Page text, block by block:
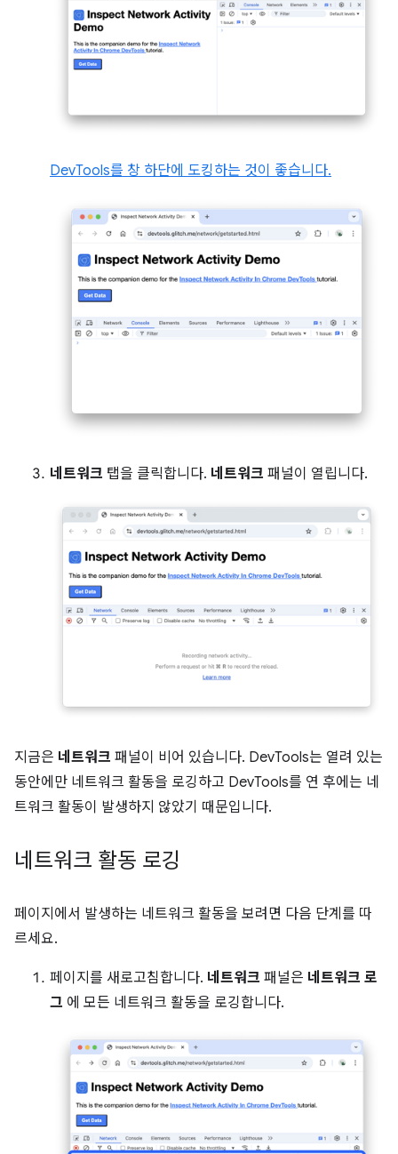
DevTools를 창 하단에 도킹하는 것이 좋습니다.
네트워크 탭을 클릭합니다. 네트워크 패널이 열립니다.
지금은 네트워크 패널이 비어 있습니다. DevTools는 열려 있는
동안에만 네트워크 활동을 로깅하고 DevTools를 연 후에는 네
트워크 활동이 발생하지 않았기 때문입니다.
네트워크 활동 로깅
페이지에서 발생하는 네트워크 활동을 보려면 다음 단계를 따
르세요.
페이지를 새로고침합니다. 네트워크 패널은 네트워크 로
그 에 모든 네트워크 활동을 로깅합니다.